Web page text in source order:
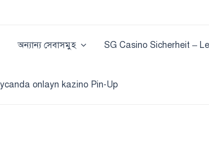
অন্যান্য সেবাসমুহ SG Casino Sicherheit –
onlayn kazino Pin-Up